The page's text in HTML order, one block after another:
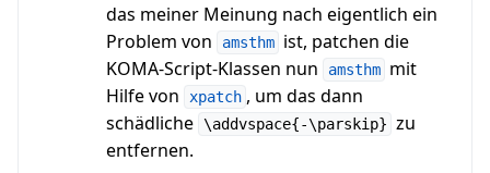
das meiner Meinung nach eigentlich ein
Problem von
amsthm ist, patchen die
KOMA-Script-Klassen nun
amsthm mit
Hilfe von
xpatch , um das dann
schädliche \addvspace{-\parskip} zu
entfernen.